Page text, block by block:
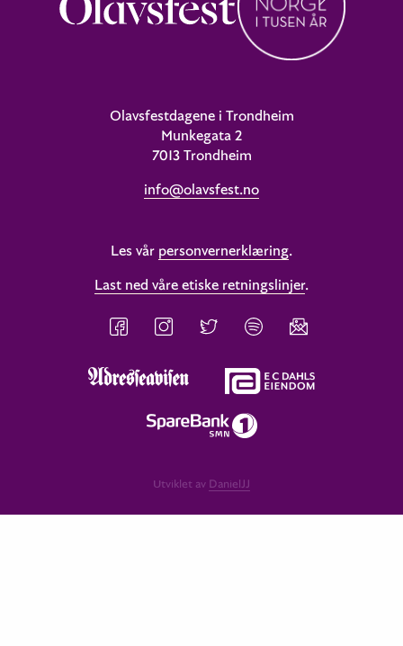
Olavsfestdagene i Trondheim
Munkegata 2
7013 Trondheim
info@olavsfest.no
Les vår personvernerklæring.
Last ned våre etiske retningslinjer.
Utviklet av DanielJJ